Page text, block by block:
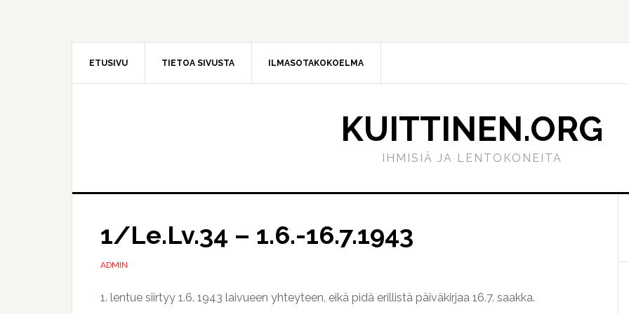
ETUSIVU TIETOA SIVUSTA ILMASOTAKOKOELMA
KUITTINEN.ORG
IHMISIÄ JA LENTOKONEITA
1/Le.Lv.34 – 1.6.-16.7.1943
ADMIN
1. lentue siirtyy 1.6. 1943 laivueen yhteyteen, eikä pidä erillistä päiväkirjaa 16.7. saakka.